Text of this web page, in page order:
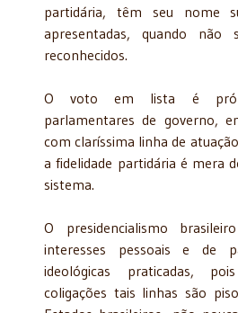
partidária, têm seu nome
apresentadas, quando não
reconhecidos.
O voto em lista é
parlamentares de governo,
com claríssima linha de
a fidelidade partidária é mera
sistema.
O presidencialismo
interesses pessoais e de
ideológicas praticadas,
coligações tais linhas são